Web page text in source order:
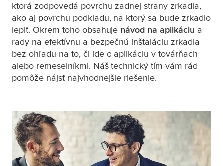
ktorá zodpovedá povrchu zadnej strany zrkadla,
ako aj povrchu podkladu, na ktorý sa bude zrkadlo
lepiť. Okrem toho obsahuje návod na aplikáciu a
rady na efektívnu a bezpečnú inštaláciu zrkadla
bez ohľadu na to, či ide o aplikáciu v továrňach
alebo remeselníkmi. Náš technický tím vám rád
pomôže nájsť najvhodnejšie riešenie.